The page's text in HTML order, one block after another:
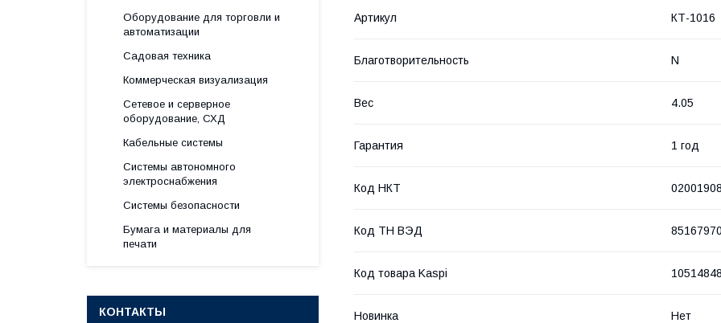
Артикул КТ-1016
Благотворительность N
Вес 4.05
Гарантия 1 год
Код НКТ
Код ТН ВЭД
Код товара Kaspi
Новинка Нет
Оборудование для торговли и
автоматизации
Садовая техника
Коммерческая визуализация
Сетевое и серверное
оборудование, СХД
Кабельные системы
Системы автономного
электроснабжения
Системы безопасности
Бумага и материалы для
печати
КОНТАКТЫ